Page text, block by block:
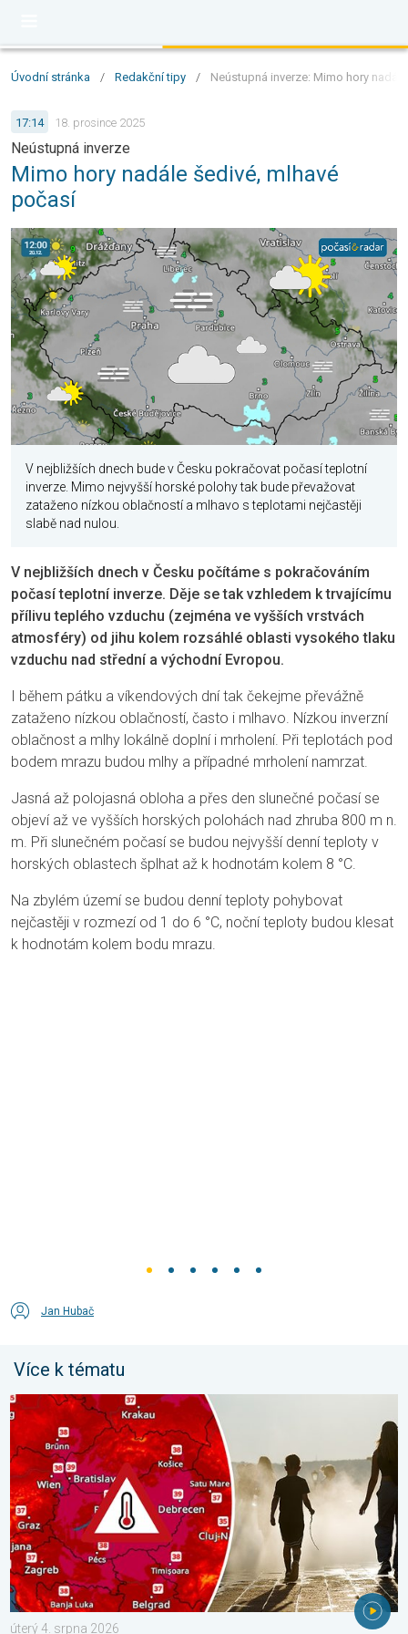
Úvodní stránka / Redakční tipy / Neústupná inverze: Mimo hory
17:14 18. prosince 2025
Neústupná inverze
Mimo hory nadále šedivé, mlhavé
počasí
V nejbližších dnech bude v Česku pokračovat počasí teplotní
inverze. Mimo nejvyšší horské polohy tak bude převažovat
zataženo nízkou oblačností a mlhavo s teplotami nejčastěji
slabě nad nulou.
V nejbližších dnech v Česku počítáme s pokračováním
počasí teplotní inverze. Děje se tak vzhledem k trvajícímu
přílivu teplého vzduchu (zejména ve vyšších vrstvách
atmosféry) od jihu kolem rozsáhlé oblasti vysokého tlaku
vzduchu nad střední a východní Evropou.
I během pátku a víkendových dní tak čekejme převážně
zataženo nízkou oblačností, často i mlhavo. Nízkou inverzní
oblačnost a mlhy lokálně doplní i mrholení. Při teplotách pod
bodem mrazu budou mlhy a případné mrholení namrzat.
Jasná až polojasná obloha a přes den slunečné počasí se
objeví až ve vyšších horských polohách nad zhruba 800 m n.
m. Při slunečném počasí se budou nejvyšší denní teploty v
horských oblastech šplhat až k hodnotám kolem 8 °C.
Na zbylém území se budou denní teploty pohybovat
nejčastěji v rozmezí od 1 do 6 °C, noční teploty budou klesat
k hodnotám kolem bodu mrazu.
Jan Hubač
Více k tématu
Extrémní teploty ve východní Evropě. Přes 40 stupňů. . . úterý
úterý 4. srpna 2026